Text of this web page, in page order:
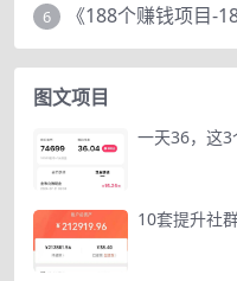
6
图文项目
一天36，这
10套提升社